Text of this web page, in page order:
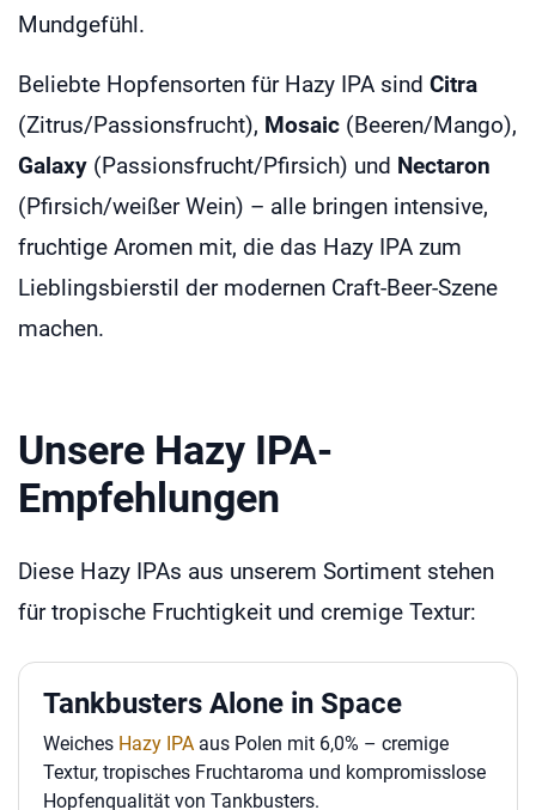
Mundgefühl.
Beliebte Hopfensorten für Hazy IPA sind Citra
(Zitrus/Passionsfrucht), Mosaic (Beeren/Mango),
Galaxy (Passionsfrucht/Pfirsich) und Nectaron
(Pfirsich/weißer Wein) – alle bringen intensive,
fruchtige Aromen mit, die das Hazy IPA zum
Lieblingsbierstil der modernen Craft-Beer-Szene
machen.
Unsere Hazy IPA-
Empfehlungen
Diese Hazy IPAs aus unserem Sortiment stehen
für tropische Fruchtigkeit und cremige Textur:
Tankbusters Alone in Space
Weiches Hazy IPA aus Polen mit 6,0% – cremige
Textur, tropisches Fruchtaroma und kompromisslose
Hopfenqualität von Tankbusters.